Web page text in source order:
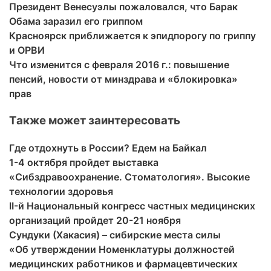
Президент Венесуэлы пожаловался, что Барак
Обама заразил его гриппом
Красноярск приближается к эпидпорогу по гриппу
и ОРВИ
Что изменится с февраля 2016 г.: повышение
пенсий, новости от минздрава и «блокировка»
прав
Также может заинтересовать
Где отдохнуть в России? Едем на Байкал
1-4 октября пройдет выставка
«Сибздравоохранение. Стоматология». Высокие
технологии здоровья
II-й Национальный конгресс частных медицинских
организаций пройдет 20-21 ноября
Сундуки (Хакасия) – сибирские места силы
«Об утверждении Номенклатуры должностей
медицинских работников и фармацевтических